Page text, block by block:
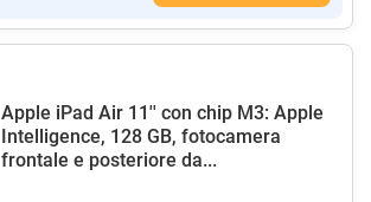
Apple iPad Air 11'' con chip M3: Apple
Intelligence, 128 GB, fotocamera
frontale e posteriore da...